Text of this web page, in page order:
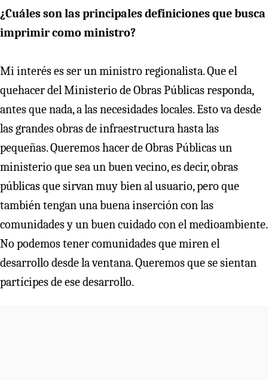
¿Cuáles son las principales definiciones que busca
imprimir como ministro?
Mi interés es ser un ministro regionalista. Que el
quehacer del Ministerio de Obras Públicas responda,
antes que nada, a las necesidades locales. Esto va desde
las grandes obras de infraestructura hasta las
pequeñas. Queremos hacer de Obras Públicas un
ministerio que sea un buen vecino, es decir, obras
públicas que sirvan muy bien al usuario, pero que
también tengan una buena inserción con las
comunidades y un buen cuidado con el medioambiente.
No podemos tener comunidades que miren el
desarrollo desde la ventana. Queremos que se sientan
partícipes de ese desarrollo.